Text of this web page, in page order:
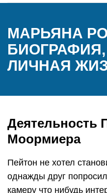
МАРЬЯНА
ЛИЧНАЯ
Деятельность
Моормиера
Пейтон не хотел
однажды друг
камеру что нибудь